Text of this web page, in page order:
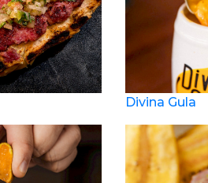
Divina Gula